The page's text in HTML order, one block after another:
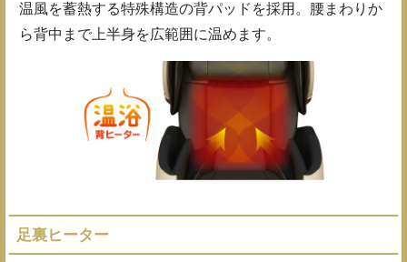
温風を蓄熱する特殊構造の背パッドを採用。腰まわりか
ら背中まで上半身を広範囲に温めます。
足裏ヒーター